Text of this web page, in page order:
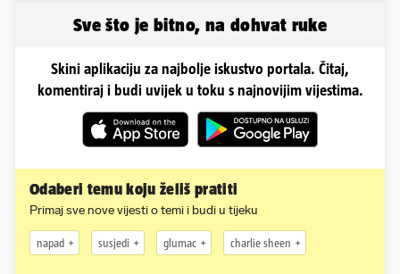
Sve što je bitno, na dohvat ruke
Skini aplikaciju za najbolje iskustvo portala. Čitaj,
komentiraj i budi uvijek u toku s najnovijim vijestima.
Odaberi temu koju želiš pratiti
Primaj sve nove vijesti o temi i budi u tijeku
napad susjedi glumac charlie sheen